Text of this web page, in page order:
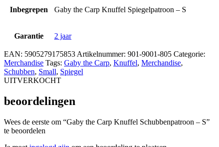
Inbegrepen Gaby the Carp Knuffel Spiegelpatroon – S
Garantie 2 jaar
EAN: 5905279175853Artikelnummer: 901-9001-805 Categorie:
Merchandise Tags: Gaby the Carp, Knuffel, Merchandise,
Schubben, Small, Spiegel
UITVERKOCHT
beoordelingen
Wees de eerste om “Gaby the Carp Knuffel Schubbenpatroon – S”
te beoordelen